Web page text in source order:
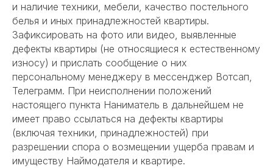
и наличие техники, мебели, качество постельного
белья и иных принадлежностей квартиры.
Зафиксировать на фото или видео, выявленные
дефекты квартиры (не относящиеся к естественному
износу) и прислать сообщение о них
персональному менеджеру в мессенджер Вотсап,
Телеграмм. При неисполнении положений
настоящего пункта Наниматель в дальнейшем не
имеет право ссылаться на дефекты квартиры
(включая техники, принадлежностей) при
разрешении спора о возмещении ущерба правам и
имуществу Наймодателя и квартире.